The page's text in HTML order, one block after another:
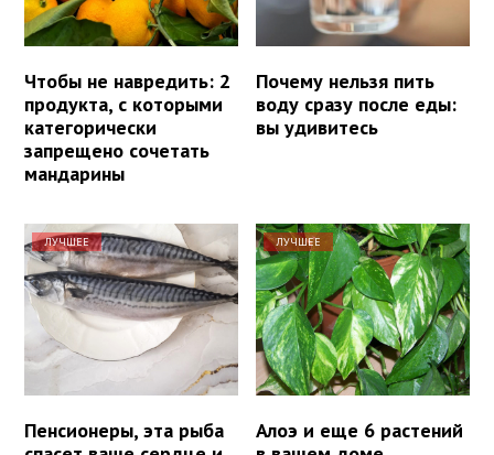
Чтобы не навредить: 2
продукта, с которыми
категорически
запрещено сочетать
мандарины
Почему нельзя пить
воду сразу после еды:
вы удивитесь
ЛУЧШЕЕ
Пенсионеры, эта рыба
ЛУЧШЕЕ
Алоэ и еще 6 растений